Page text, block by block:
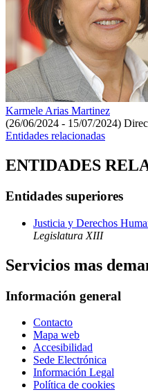
Karmele Arias Martinez
(26/06/2024 - 15/07/2024)
Entidades relacionadas
ENTIDADES
Entidades superiores
Justicia y Derechos
Legislatura XIII
Servicios mas
Información general
Contacto
Mapa web
Accesibilidad
Sede Electrónica
Información Legal
Política de cookies